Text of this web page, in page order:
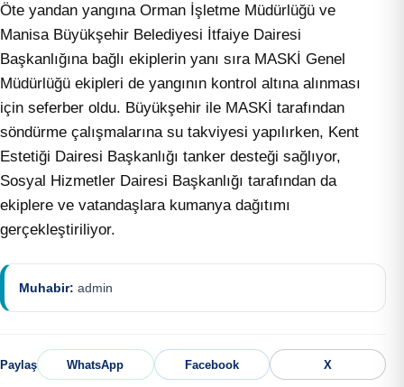
Öte yandan yangına Orman İşletme Müdürlüğü ve
Manisa Büyükşehir Belediyesi İtfaiye Dairesi
Başkanlığına bağlı ekiplerin yanı sıra MASKİ Genel
Müdürlüğü ekipleri de yangının kontrol altına alınması
için seferber oldu. Büyükşehir ile MASKİ tarafından
söndürme çalışmalarına su takviyesi yapılırken, Kent
Estetiği Dairesi Başkanlığı tanker desteği sağlıyor,
Sosyal Hizmetler Dairesi Başkanlığı tarafından da
ekiplere ve vatandaşlara kumanya dağıtımı
gerçekleştiriliyor.
Muhabir: admin
Paylaş WhatsApp Facebook X